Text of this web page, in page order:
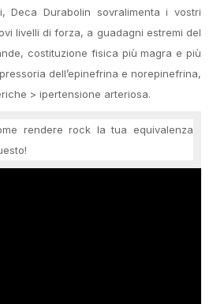
Deca Durabolin sovralimenta i vostri
livelli di forza, a guadagni estremi del
costituzione fisica più magra e più
dell’epinefrina e norepinefrina,
> ipertensione arteriosa.